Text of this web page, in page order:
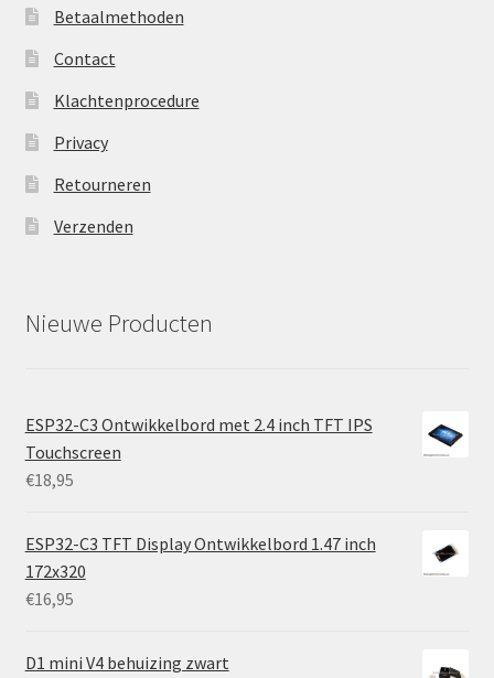
Betaalmethoden
Contact
Klachtenprocedure
Privacy
Retourneren
Verzenden
Nieuwe Producten
ESP32-C3 Ontwikkelbord met 2.4 inch TFT IPS
Touchscreen
€18,95
ESP32-C3 TFT Display Ontwikkelbord 1.47 inch
172x320
€16,95
D1 mini V4 behuizing zwart